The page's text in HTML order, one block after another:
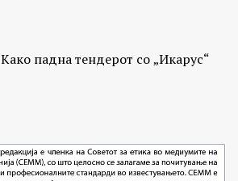
Како падна тендерот со „Икарус“